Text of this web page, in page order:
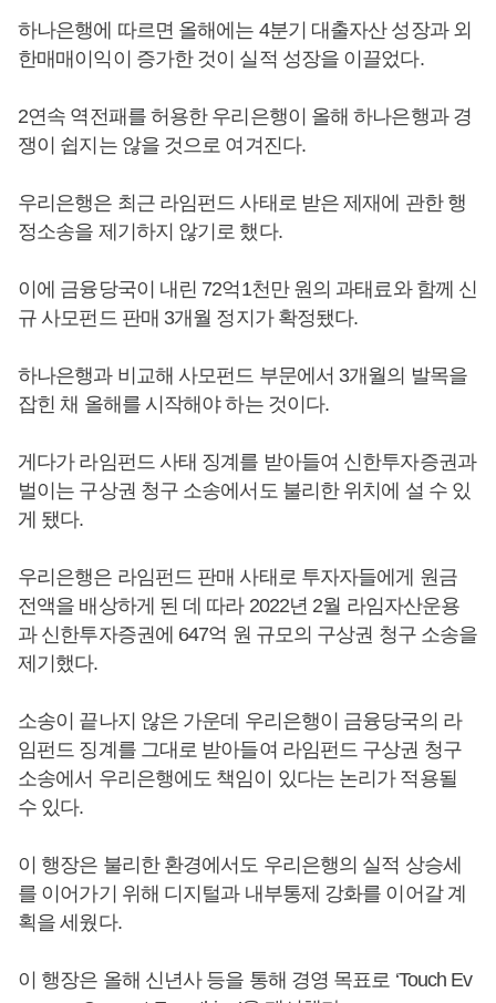
하나은행에 따르면 올해에는 4분기 대출자산 성장과 외
한매매이익이 증가한 것이 실적 성장을 이끌었다.
2연속 역전패를 허용한 우리은행이 올해 하나은행과 경
쟁이 쉽지는 않을 것으로 여겨진다.
우리은행은 최근 라임펀드 사태로 받은 제재에 관한 행
정소송을 제기하지 않기로 했다.
이에 금융당국이 내린 72억1천만 원의 과태료와 함께 신
규 사모펀드 판매 3개월 정지가 확정됐다.
하나은행과 비교해 사모펀드 부문에서 3개월의 발목을
잡힌 채 올해를 시작해야 하는 것이다.
게다가 라임펀드 사태 징계를 받아들여 신한투자증권과
벌이는 구상권 청구 소송에서도 불리한 위치에 설 수 있
게 됐다.
우리은행은 라임펀드 판매 사태로 투자자들에게 원금
전액을 배상하게 된 데 따라 2022년 2월 라임자산운용
과 신한투자증권에 647억 원 규모의 구상권 청구 소송을
제기했다.
소송이 끝나지 않은 가운데 우리은행이 금융당국의 라
임펀드 징계를 그대로 받아들여 라임펀드 구상권 청구
소송에서 우리은행에도 책임이 있다는 논리가 적용될
수 있다.
이 행장은 불리한 환경에서도 우리은행의 실적 상승세
를 이어가기 위해 디지털과 내부통제 강화를 이어갈 계
획을 세웠다.
이 행장은 올해 신년사 등을 통해 경영 목표로 ‘Touch Ev